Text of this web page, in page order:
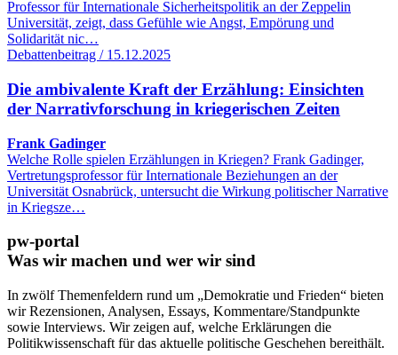
Professor für Internationale Sicherheitspolitik an der Zeppelin
Universität, zeigt, dass Gefühle wie Angst, Empörung und
Solidarität nic…
Debattenbeitrag / 15.12.2025
Die ambivalente Kraft der Erzählung: Einsichten
der Narrativforschung in kriegerischen Zeiten
Frank Gadinger
Welche Rolle spielen Erzählungen in Kriegen? Frank Gadinger,
Vertretungsprofessor für Internationale Beziehungen an der
Universität Osnabrück, untersucht die Wirkung politischer Narrative
in Kriegsze…
pw-portal
Was wir machen und wer wir sind
In zwölf Themenfeldern rund um „Demokratie und Frieden“ bieten
wir Rezensionen, Analysen, Essays, Kommentare/Standpunkte
sowie Interviews. Wir zeigen auf, welche Erklärungen die
Politikwissenschaft für das aktuelle politische Geschehen bereithält.